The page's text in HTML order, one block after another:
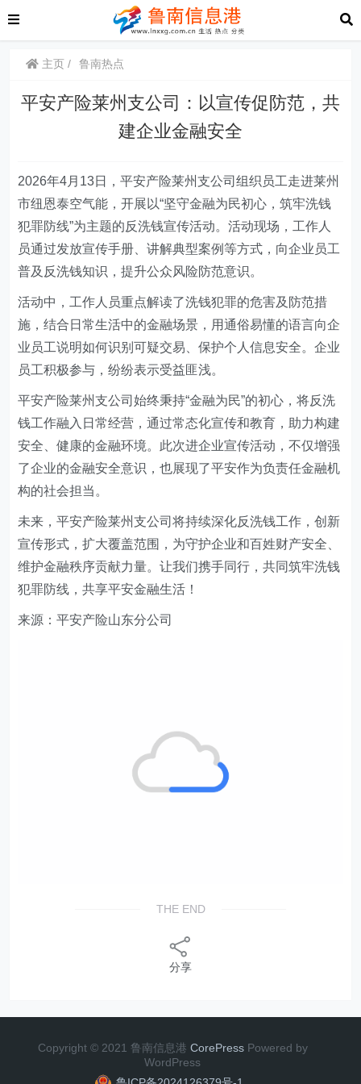
主页 鲁南热点
平安产险莱州支公司：以宣传促防范，共
建企业金融安全
2026年4月13日，平安产险莱州支公司组织员工走进莱州
市纽恩泰空气能，开展以“坚守金融为民初心，筑牢洗钱
犯罪防线”为主题的反洗钱宣传活动。活动现场，工作人
员通过发放宣传手册、讲解典型案例等方式，向企业员工
普及反洗钱知识，提升公众风险防范意识。
活动中，工作人员重点解读了洗钱犯罪的危害及防范措
施，结合日常生活中的金融场景，用通俗易懂的语言向企
业员工说明如何识别可疑交易、保护个人信息安全。企业
员工积极参与，纷纷表示受益匪浅。
平安产险莱州支公司始终秉持“金融为民”的初心，将反洗
钱工作融入日常经营，通过常态化宣传和教育，助力构建
安全、健康的金融环境。此次进企业宣传活动，不仅增强
了企业的金融安全意识，也展现了平安作为负责任金融机
构的社会担当。
未来，平安产险莱州支公司将持续深化反洗钱工作，创新
宣传形式，扩大覆盖范围，为守护企业和百姓财产安全、
维护金融秩序贡献力量。让我们携手同行，共同筑牢洗钱
犯罪防线，共享平安金融生活！
来源：平安产险山东分公司
THE END
分享
Copyright © 2021 鲁南信息港 CorePress Powered by
WordPress